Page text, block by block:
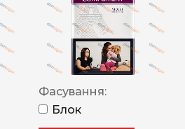
Фасування:
Блок